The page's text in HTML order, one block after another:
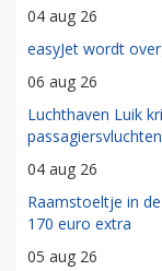
04 aug 26
easyJet wordt
06 aug 26
Luchthaven Luik
04 aug 26
Raamstoeltje in
170 euro extra
05 aug 26